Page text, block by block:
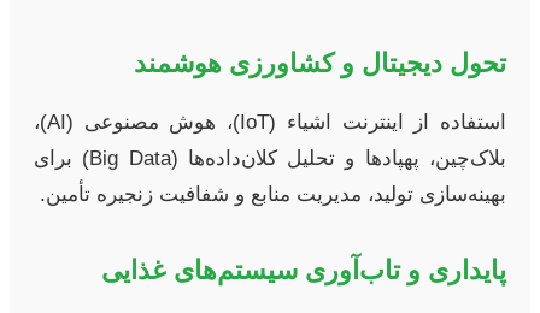
تحول دیجیتال و کشاورزی هوشمند
استفاده از اینترنت اشیاء (IoT)، هوش مصنوعی (AI)،
بلاک‌چین، پهپادها و تحلیل کلان‌داده‌ها (Big Data) برای
بهینه‌سازی تولید، مدیریت منابع و شفافیت زنجیره تأمین.
پایداری و تاب‌آوری سیستم‌های غذایی